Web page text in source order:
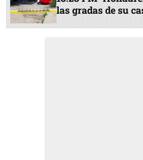
las gradas de su